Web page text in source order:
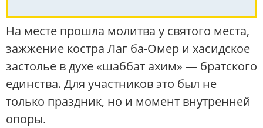
На месте прошла молитва у святого места,
зажжение костра Лаг ба-Омер и хасидское
застолье в духе «шаббат ахим» — братского
единства. Для участников это был не
только праздник, но и момент внутренней
опоры.